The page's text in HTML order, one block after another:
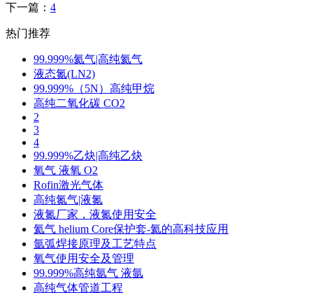
下一篇： 4
热门推荐
99.999%氦气|高纯氦气
液态氮(LN2)
99.999%（5N）高纯甲烷
高纯二氧化碳 CO2
2
3
4
99.999%乙炔|高纯乙炔
氧气 液氧 O2
Rofin激光气体
高纯氮气|液氮
液氮厂家，液氮使用安全
氦气 helium Core保护套-氦的高科技应用
氩弧焊接原理及工艺特点
氧气使用安全及管理
99.999%高纯氩气 液氩
高纯气体管道工程